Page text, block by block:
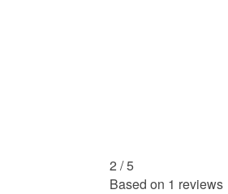
2 /5
Based on 1 reviews